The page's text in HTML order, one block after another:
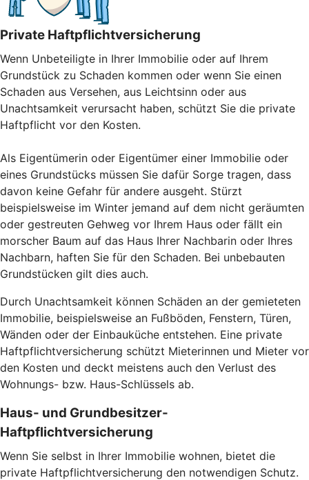
Private Haftpflichtversicherung
Wenn Unbeteiligte in Ihrer Immobilie oder auf Ihrem
Grundstück zu Schaden kommen oder wenn Sie einen
Schaden aus Versehen, aus Leichtsinn oder aus
Unachtsamkeit verursacht haben, schützt Sie die private
Haftpflicht vor den Kosten.
Als Eigentümerin oder Eigentümer einer Immobilie oder
eines Grundstücks müssen Sie dafür Sorge tragen, dass
davon keine Gefahr für andere ausgeht. Stürzt
beispielsweise im Winter jemand auf dem nicht geräumten
oder gestreuten Gehweg vor Ihrem Haus oder fällt ein
morscher Baum auf das Haus Ihrer Nachbarin oder Ihres
Nachbarn, haften Sie für den Schaden. Bei unbebauten
Grundstücken gilt dies auch.
Durch Unachtsamkeit können Schäden an der gemieteten
Immobilie, beispielsweise an Fußböden, Fenstern, Türen,
Wänden oder der Einbauküche entstehen. Eine private
Haftpflichtversicherung schützt Mieterinnen und Mieter vor
den Kosten und deckt meistens auch den Verlust des
Wohnungs- bzw. Haus-Schlüssels ab.
Haus- und Grundbesitzer-
Haftpflichtversicherung
Wenn Sie selbst in Ihrer Immobilie wohnen, bietet die
private Haftpflichtversicherung den notwendigen Schutz.